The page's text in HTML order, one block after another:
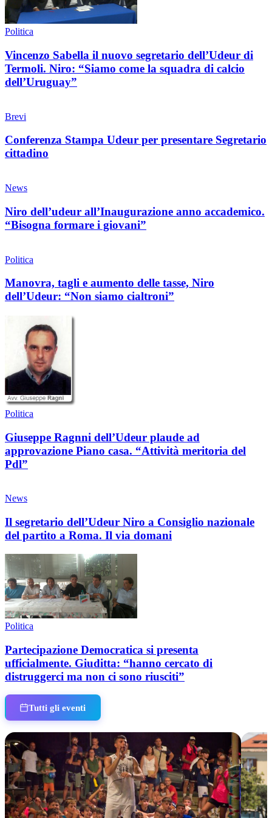
Politica
Vincenzo Sabella il nuovo segretario dell’Udeur di
Termoli. Niro: “Siamo come la squadra di calcio
dell’Uruguay”
Brevi
Conferenza Stampa Udeur per presentare Segretario
cittadino
News
Niro dell’udeur all’Inaugurazione anno accademico.
“Bisogna formare i giovani”
Politica
Manovra, tagli e aumento delle tasse, Niro
dell’Udeur: “Non siamo cialtroni”
Politica
Giuseppe Ragnni dell’Udeur plaude ad
approvazione Piano casa. “Attività meritoria del
Pdl”
News
Il segretario dell’Udeur Niro a Consiglio nazionale
del partito a Roma. Il via domani
Politica
Partecipazione Democratica si presenta
ufficialmente. Giuditta: “hanno cercato di
distruggerci ma non ci sono riusciti”
Tutti gli eventi